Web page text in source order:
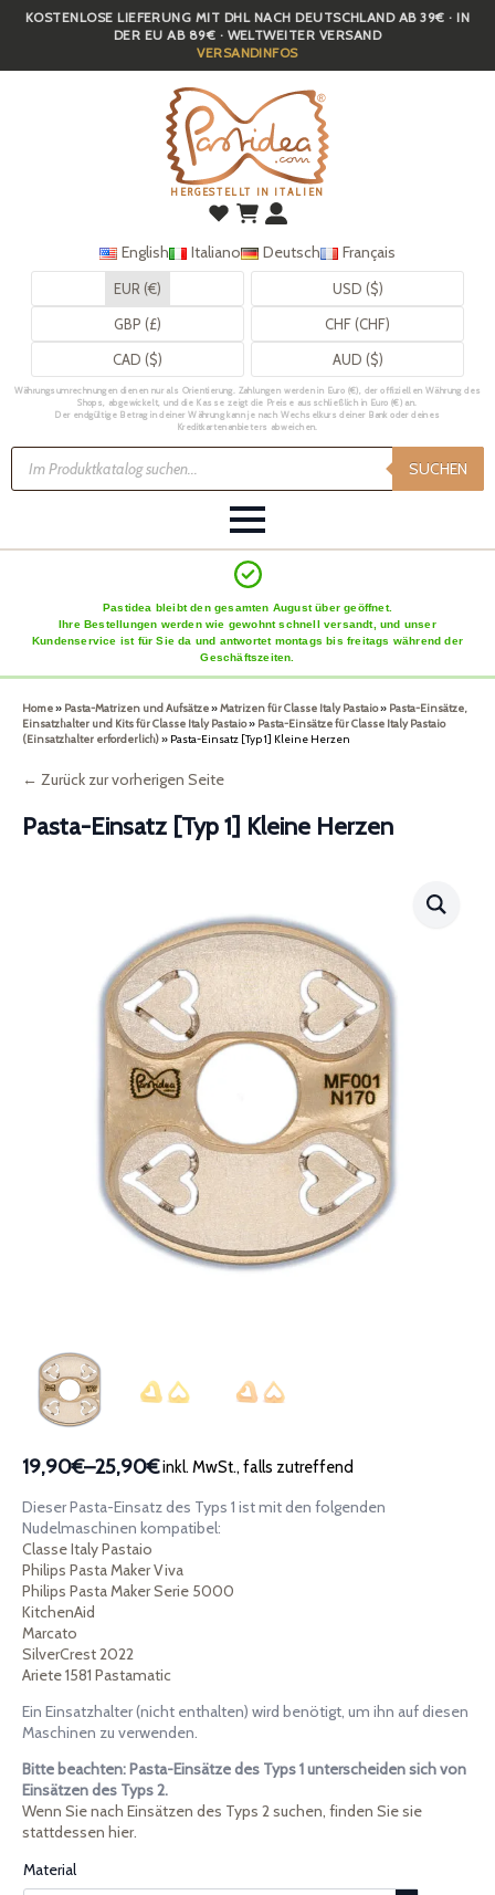
Skip
KOSTENLOSE LIEFERUNG MIT DHL NACH DEUTSCHLAND AB 39€ · IN
DER EU AB 89€ · WELTWEITER VERSAND
VERSANDINFOS
HERGESTELLT IN ITALIEN
English Italiano Deutsch Français
EUR (€)
USD ($)
GBP (£)
CHF (CHF)
CAD ($)
AUD ($)
Währungsumrechnungen dienen nur als Orientierung. Zahlungen werden in Euro (€), der offiziellen Währung des
Shops, abgewickelt, und die Kasse zeigt die Preise ausschließlich in Euro (€) an.
Der endgültige Betrag in deiner Währung kann je nach Wechselkurs deiner Bank oder deines
Kreditkartenanbieters abweichen.
Products
search SUCHEN
Pastidea bleibt den gesamten August über geöffnet.
Ihre Bestellungen werden wie gewohnt schnell versandt, und unser
Kundenservice ist für Sie da und antwortet montags bis freitags während der
Geschäftszeiten.
Home» Pasta-Matrizen und Aufsätze»Matrizen für Classe Italy Pastaio» Pasta-Einsätze,
Einsatzhalter und Kits für Classe Italy Pastaio» Pasta-Einsätze für Classe Italy Pastaio
(Einsatzhalter erforderlich)» Pasta-Einsatz [Typ 1] Kleine Herzen
← Zurück zur vorherigen Seite
Pasta-Einsatz [Typ 1] Kleine Herzen
19,90€–25,90€
Preisspanne:
19,90€
bis
25,90€
inkl. MwSt., falls zutreffend
Dieser Pasta-Einsatz des Typs 1 ist mit den folgenden
Nudelmaschinen kompatibel:
Classe Italy Pastaio
Philips Pasta Maker Viva
Philips Pasta Maker Serie 5000
KitchenAid
Marcato
SilverCrest 2022
Ariete 1581 Pastamatic
Ein Einsatzhalter (nicht enthalten) wird benötigt, um ihn auf diesen
Maschinen zu verwenden.
Bitte beachten: Pasta-Einsätze des Typs 1 unterscheiden sich von
Einsätzen des Typs 2.
Wenn Sie nach Einsätzen des Typs 2 suchen, finden Sie sie
stattdessen hier.
Material